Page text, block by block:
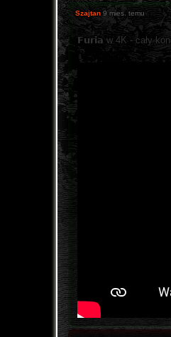
Szajtan 9 mies. temu
𝗙𝘂𝗿𝗶𝗮 w 4K - cały